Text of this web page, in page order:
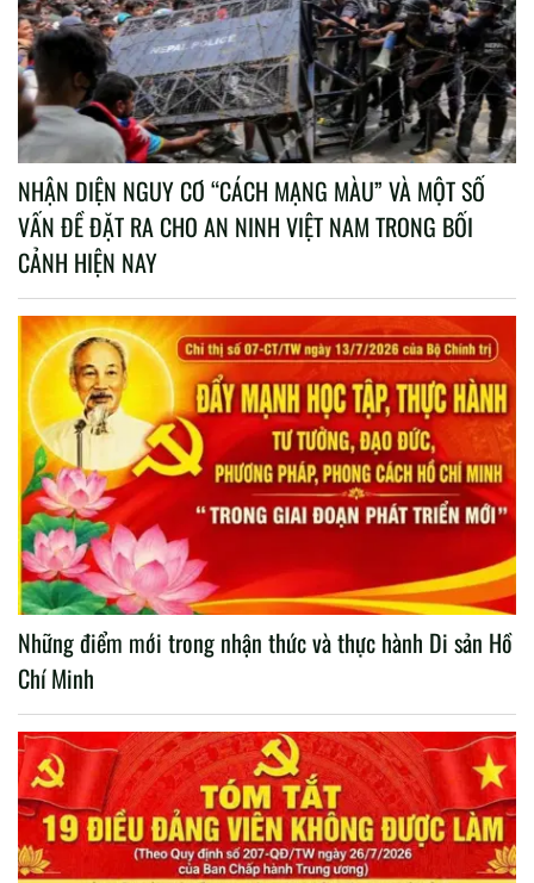
NHẬN DIỆN NGUY CƠ “CÁCH MẠNG MÀU” VÀ MỘT SỐ
VẤN ĐỀ ĐẶT RA CHO AN NINH VIỆT NAM TRONG BỐI
CẢNH HIỆN NAY
Những điểm mới trong nhận thức và thực hành Di sản Hồ
Chí Minh